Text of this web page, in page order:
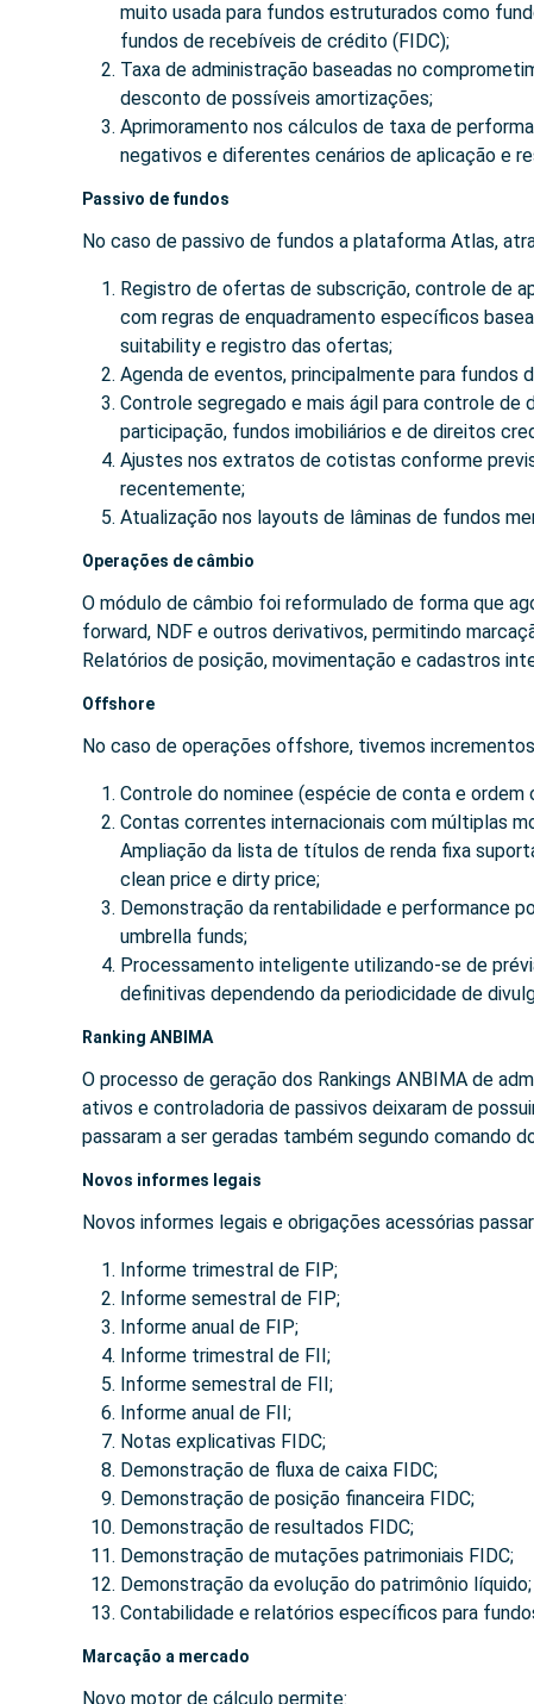
muito usada para fundos estruturados como
fundos de recebíveis de crédito (FIDC);
Taxa de administração baseadas no
desconto de possíveis amortizações;
Aprimoramento nos cálculos de taxa de
negativos e diferentes cenários de aplicação e
Passivo de fundos
No caso de passivo de fundos a plataforma Atlas,
Registro de ofertas de subscrição, controle de
com regras de enquadramento específicos
suitability e registro das ofertas;
Agenda de eventos, principalmente para fundos
Controle segregado e mais ágil para controle
participação, fundos imobiliários e de direitos
Ajustes nos extratos de cotistas conforme
recentemente;
Atualização nos layouts de lâminas de fundos
Operações de câmbio
O módulo de câmbio foi reformulado de forma que
forward, NDF e outros derivativos, permitindo
Relatórios de posição, movimentação e cadastros
Offshore
No caso de operações offshore, tivemos
Controle do nominee (espécie de conta e ordem
Contas correntes internacionais com múltiplas
Ampliação da lista de títulos de renda fixa
clean price e dirty price;
Demonstração da rentabilidade e performance
umbrella funds;
Processamento inteligente utilizando-se de
definitivas dependendo da periodicidade de
Ranking ANBIMA
O processo de geração dos Rankings ANBIMA de
ativos e controladoria de passivos deixaram de
passaram a ser geradas também segundo comando
Novos informes legais
Novos informes legais e obrigações acessórias
Informe trimestral de FIP;
Informe semestral de FIP;
Informe anual de FIP;
Informe trimestral de FII;
Informe semestral de FII;
Informe anual de FII;
Notas explicativas FIDC;
Demonstração de fluxa de caixa FIDC;
Demonstração de posição financeira FIDC;
Demonstração de resultados FIDC;
Demonstração de mutações patrimoniais FIDC;
Demonstração da evolução do patrimônio líquido;
Contabilidade e relatórios específicos para
Marcação a mercado
Novo motor de cálculo permite: